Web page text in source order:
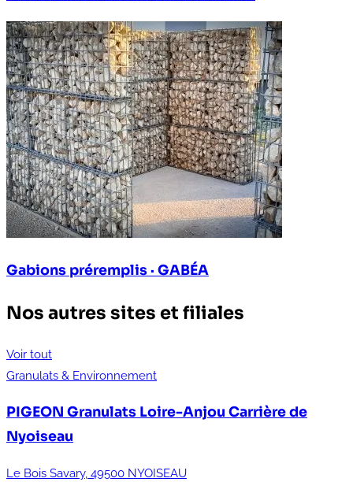
Gabions préremplis · GABÉA
Nos autres sites et filiales
Voir tout
Granulats & Environnement
PIGEON Granulats Loire-Anjou Carrière de
Nyoiseau
Le Bois Savary, 49500 NYOISEAU